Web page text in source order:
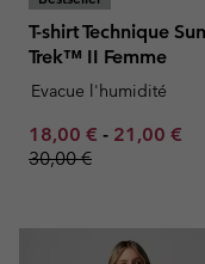
T-shirt Technique Sun
Trek™ II Femme
Evacue l'humidité
Minimum sale price:
18,00 € - 21,00 €
30,00 €